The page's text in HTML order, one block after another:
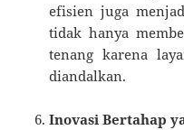
efisien juga
tidak hanya
tenang karena
diandalkan.
Inovasi Bertahap